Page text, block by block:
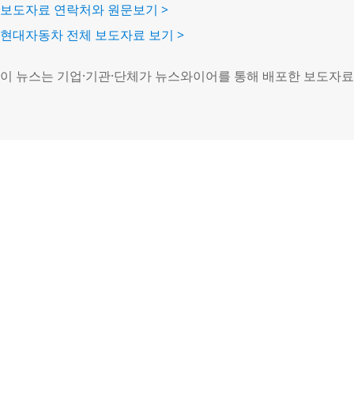
보도자료 연락처와 원문보기 >
현대자동차 전체 보도자료 보기 >
이 뉴스는 기업·기관·단체가 뉴스와이어를 통해 배포한 보도자